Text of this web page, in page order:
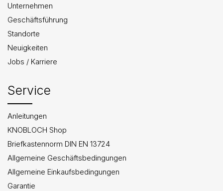
Unternehmen
Geschäftsführung
Standorte
Neuigkeiten
Jobs / Karriere
Service
Anleitungen
KNOBLOCH Shop
Briefkastennorm DIN EN 13724
Allgemeine Geschäftsbedingungen
Allgemeine Einkaufsbedingungen
Garantie